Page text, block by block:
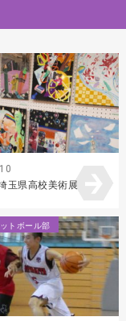
玉県高校美術展
トボール部